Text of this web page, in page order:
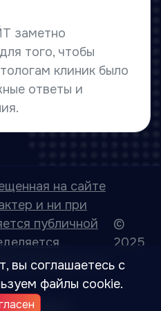
заметно
того, чтобы
клиник было
ответы и
на сайте
и ни при
публичной
Гражданского
©
2025
данных
вы соглашаетесь с
файлы cookie.